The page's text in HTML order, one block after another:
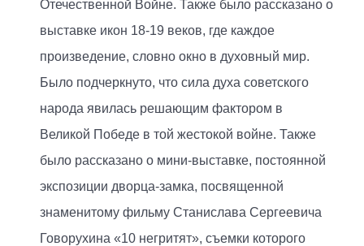
Отечественной Войне. Также было рассказано о
выставке икон 18-19 веков, где каждое
произведение, словно окно в духовный мир.
Было подчеркнуто, что сила духа советского
народа явилась решающим фактором в
Великой Победе в той жестокой войне. Также
было рассказано о мини-выставке, постоянной
экспозиции дворца-замка, посвященной
знаменитому фильму Станислава Сергеевича
Говорухина «10 негритят», съемки которого